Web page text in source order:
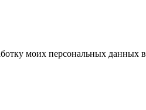
моих персональных данных